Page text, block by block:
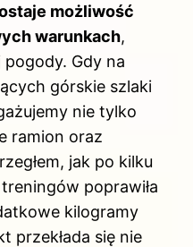
możliwość
warunkach,
pogody. Gdy na
górskie szlaki
nie tylko
ramion oraz
jak po kilku
poprawiła
kilogramy
przekłada się nie